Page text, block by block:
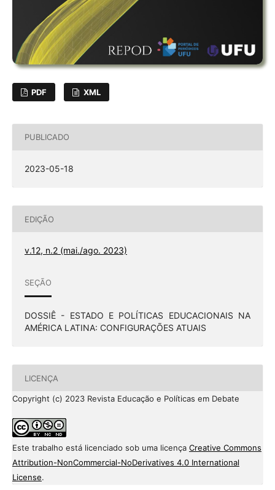
PDF XML
PUBLICADO
2023-05-18
EDIÇÃO
v.12, n.2 (mai./ago. 2023)
SEÇÃO
DOSSIÊ - ESTADO E POLÍTICAS EDUCACIONAIS NA
AMÉRICA LATINA: CONFIGURAÇÕES ATUAIS
LICENÇA
Copyright (c) 2023 Revista Educação e Políticas em Debate
Este trabalho está licenciado sob uma licença Creative Commons
Attribution-NonCommercial-NoDerivatives 4.0 International
License.